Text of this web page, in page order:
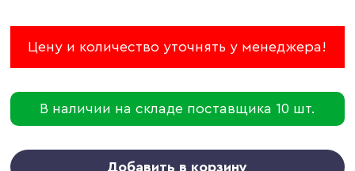
Цену и количество уточнять у менеджера!
В наличии на складе поставщика 10 шт.
Добавить в корзину